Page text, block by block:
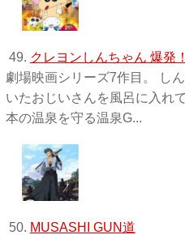
49. クレヨンしんちゃん 爆発
劇場映画シリーズ7作目。 し
いたおじいさんを風呂に入れ
本の温泉を守る温泉G...
50. MUSASHI GUN道